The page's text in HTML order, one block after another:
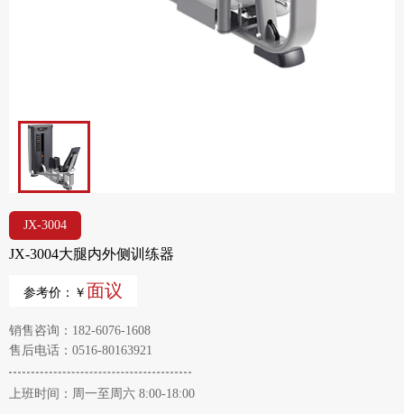
JX-3004
JX-3004大腿内外侧训练器
参考价：￥ 面议
销售咨询：182-6076-1608
售后电话：0516-80163921
上班时间：周一至周六 8:00-18:00